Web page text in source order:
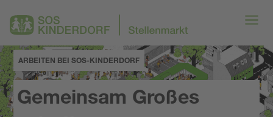
ARBEITEN BEI SOS-KINDERDORF
Gemeinsam Großes